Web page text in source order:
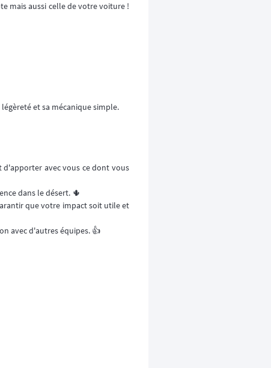
mais aussi celle de votre voiture !
et sa mécanique simple.
d'apporter avec vous ce dont vous
dans le désert. 🌵
que votre impact soit utile et
avec d'autres équipes. 👍